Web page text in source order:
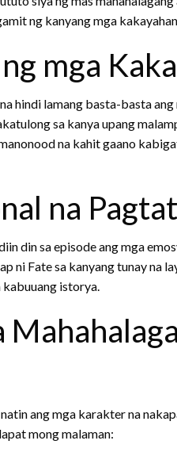
ng kanyang mga
mga
hindi lamang basta-basta
sa kanya upang
na kahit gaano
na
din sa episode ang mga
ni Fate sa kanyang tunay na
kabuuang istorya.
ang mga karakter na
mong malaman: